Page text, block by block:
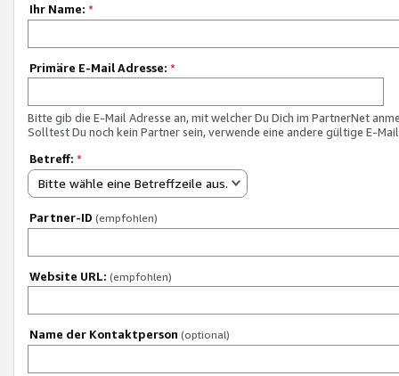
Ihr Name: *
Primäre E-Mail Adresse: *
Bitte gib die E-Mail Adresse an, mit welcher Du Dich im PartnerNet
Solltest Du noch kein Partner sein, verwende eine andere gültige E-
Betreff: *
Bitte wähle eine Betreffzeile aus.
Partner-ID (empfohlen)
Website URL: (empfohlen)
Name der Kontaktperson (optional)